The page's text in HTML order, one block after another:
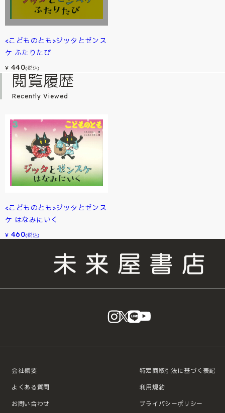
<こどものとも>ジッタとゼンス
ケ ふたりたび
¥ 440(税込)
閲覧履歴
Recently Viewed
<こどものとも>ジッタとゼンス
ケ はなみにいく
¥ 460(税込)
instagram
X LINE
会社概要
よくある質問
お問い合わせ
特定商取引法に基づく表記
利用規約
プライバシーポリシー